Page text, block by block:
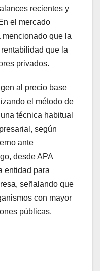
recientes y
el mercado
que la
que la
privados.
al precio base
el método de
técnica habitual
según
ante
desde APA
entidad para
señalando que
con mayor
públicas.